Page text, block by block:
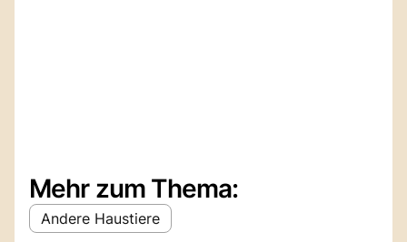
Mehr zum Thema:
Andere Haustiere